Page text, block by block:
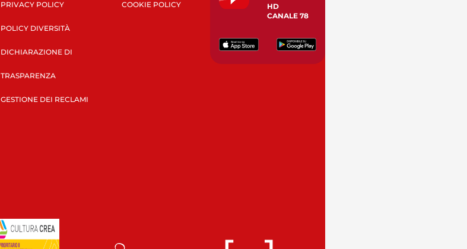
PRIVACY POLICY
POLICY DIVERSITÀ
DICHIARAZIONE DI
TRASPARENZA
GESTIONE DEI RECLAMI
COOKIE POLICY
HD
CANALE 78